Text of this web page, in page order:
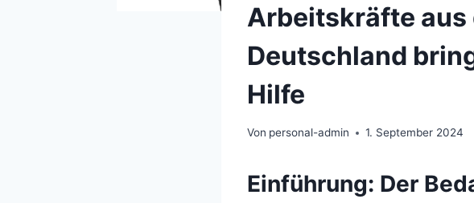
Arbeitskräfte aus
Deutschland
Hilfe
Von personal-admin 1. September 2024
Einführung: Der